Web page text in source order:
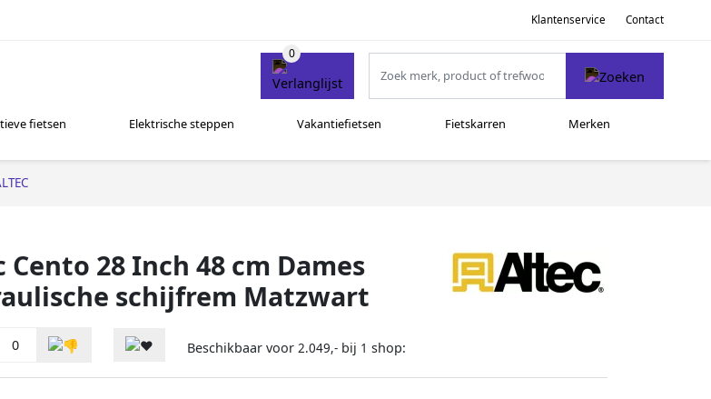
Klantenservice Contact
fietsen Elektrische steppen Vakantiefietsen Fietskarren Merken
Cento 28 Inch 48 cm Dames
schijfrem Matzwart
0 Beschikbaar voor 2.049,- bij 1 shop: